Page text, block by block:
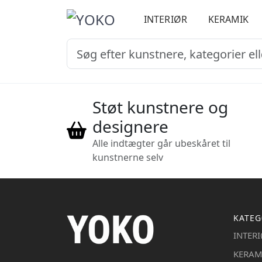
INTERIØR KERAMIK
Støt kunstnere og
designere
Alle indtægter går ubeskåret til
kunstnerne selv